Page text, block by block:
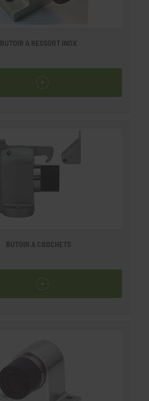
BUTOIR A RESSORT INOX
BUTOIR A CROCHETS